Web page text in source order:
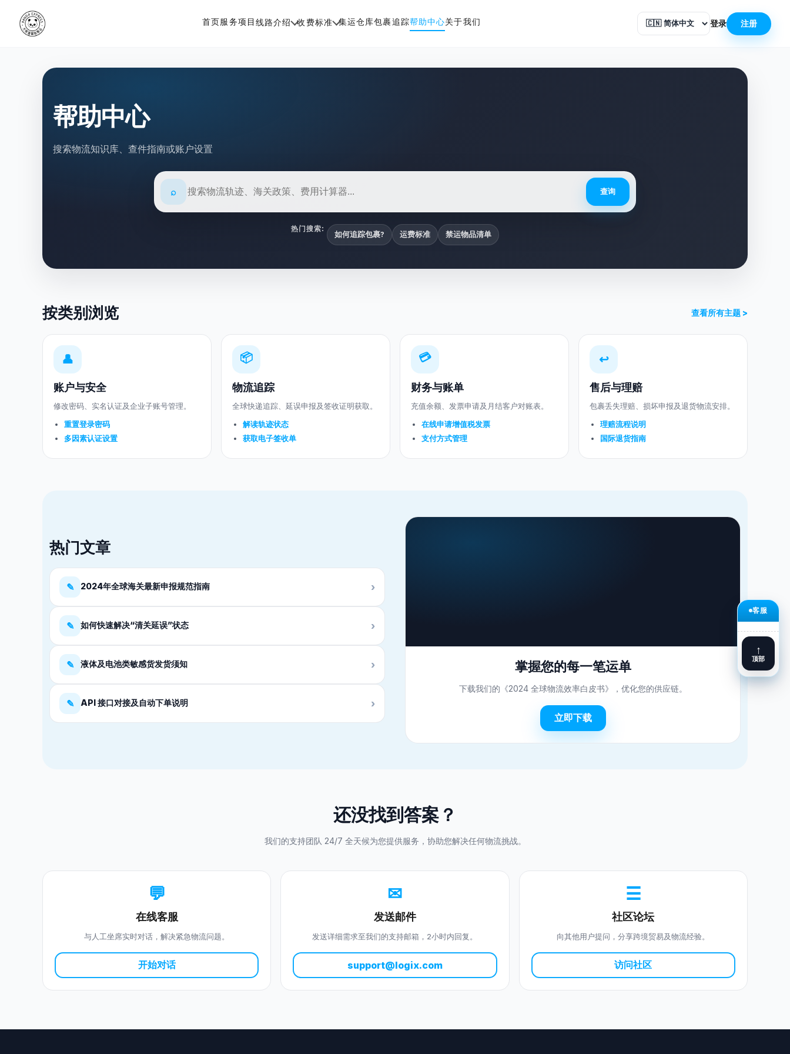
首页服务项目线路介绍 收费标准 集运仓库包裹追踪帮助中心关于我们 登录 注册
帮助中心
搜索物流知识库、查件指南或账户设置
⌕ 查询
热门搜索:
如何追踪包裹? 运费标准 禁运物品清单
按类别浏览 查看所有主题 >
👤
账户与安全
修改密码、实名认证及企业子账号管理。
重置登录密码
多因素认证设置
📦
物流追踪
全球快递追踪、延误申报及签收证明获取。
解读轨迹状态
获取电子签收单
💳
财务与账单
充值余额、发票申请及月结客户对账表。
在线申请增值税发票
支付方式管理
↩
售后与理赔
包裹丢失理赔、损坏申报及退货物流安排。
理赔流程说明
国际退货指南
热门文章
✎ 2024年全球海关最新申报规范指南 ›
✎ 如何快速解决“清关延误”状态 ›
✎ 液体及电池类敏感货发货须知 ›
✎ API 接口对接及自动下单说明 ›
掌握您的每一笔运单
下载我们的《2024 全球物流效率白皮书》，优化您的供应链。
立即下载
还没找到答案？
我们的支持团队 24/7 全天候为您提供服务，协助您解决任何物流挑战。
💬
在线客服
与人工坐席实时对话，解决紧急物流问题。
开始对话
✉
发送邮件
发送详细需求至我们的支持邮箱，2小时内回复。
support@logix.com
☰
社区论坛
向其他用户提问，分享跨境贸易及物流经验。
访问社区
客服
↑
顶部